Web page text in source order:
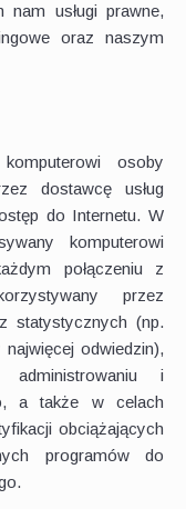
usługi prawne,
oraz naszym
osoby
dostawcę usług
do Internetu. W
komputerowi
połączeniu z
przez
statystycznych (np.
odwiedzin),
i
a także w celach
obciążających
programów do